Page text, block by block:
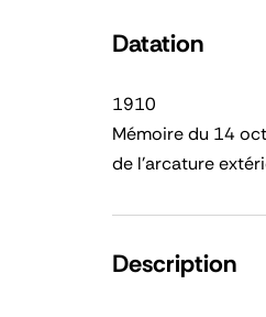
Datation
1910
Mémoire du 14
de l'arcature
Description